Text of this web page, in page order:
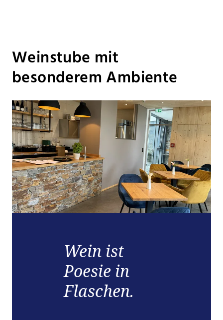
Weinstube mit
besonderem Ambiente
Wein ist
Poesie in
Flaschen.